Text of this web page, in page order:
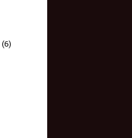
(6)